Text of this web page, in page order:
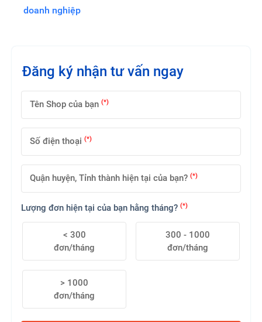
doanh nghiệp
Đăng ký nhận tư vấn ngay
Tên Shop của bạn (*)
Số điện thoại (*)
Quận huyện, Tỉnh thành hiện tại của bạn? (*)
Lượng đơn hiện tại của bạn hằng tháng? (*)
< 300
đơn/tháng
300 - 1000
đơn/tháng
> 1000
đơn/tháng